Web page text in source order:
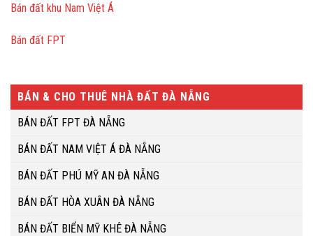
Bán đất khu Nam Việt Á
Bán đất FPT
BÁN & CHO THUÊ NHÀ ĐẤT ĐÀ NẴNG
BÁN ĐẤT FPT ĐÀ NẴNG
BÁN ĐẤT NAM VIỆT Á ĐÀ NẴNG
BÁN ĐẤT PHÚ MỸ AN ĐÀ NẴNG
BÁN ĐẤT HÒA XUÂN ĐÀ NẴNG
BÁN ĐẤT BIỂN MỸ KHÊ ĐÀ NẴNG